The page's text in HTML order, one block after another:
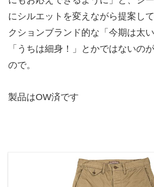
にシルエットを変えながら提案し
クションブランド的な「今期は太
「うちは細身！」とかではないの
ので。
製品はOW済です